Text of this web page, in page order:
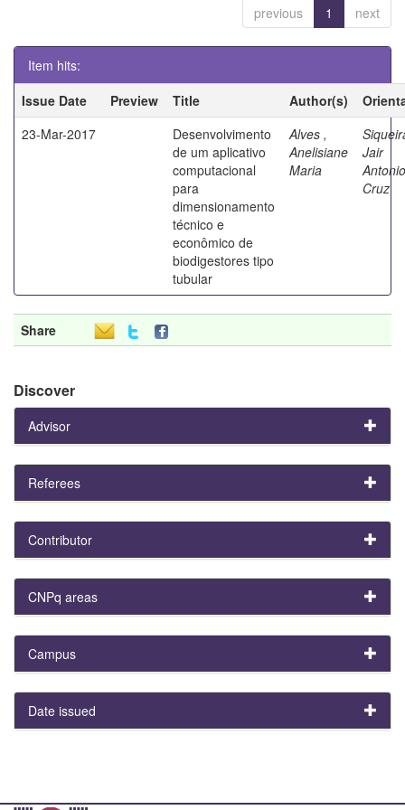
previous 1 next
Item hits:
Issue Date
Preview Title Author(s)
23-Mar-2017
Desenvolvimento
de um aplicativo
computacional
para
dimensionamento
técnico e
econômico de
biodigestores tipo
tubular
Alves ,
Anelisiane
Maria
Jair
Antonio
Cruz
Share
Discover
Advisor
Referees
Contributor
CNPq areas
Campus
Date issued